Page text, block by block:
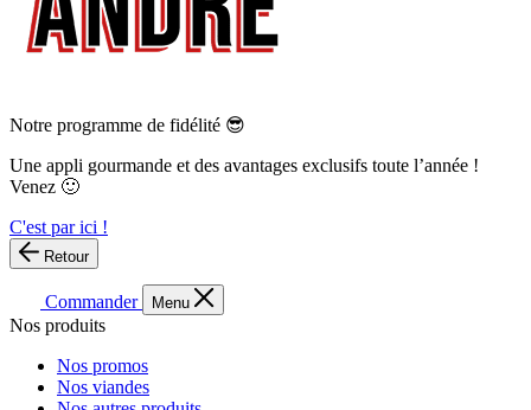
Notre programme de fidélité 😎
Une appli gourmande et des avantages exclusifs toute l’année !
Venez 🙂
C'est par ici !
Retour
Commander Menu
Nos produits
Nos promos
Nos viandes